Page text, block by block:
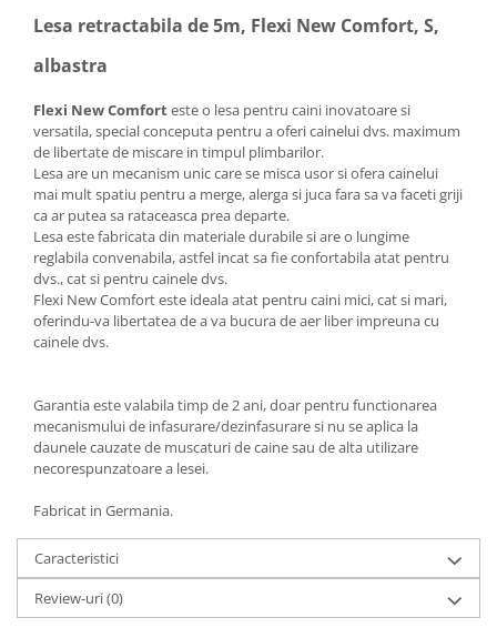
Lesa retractabila de 5m, Flexi New Comfort, S,
albastra
Flexi New Comforteste o lesa pentru caini inovatoare si
versatila, special conceputa pentru a oferi cainelui dvs. maximum
de libertate de miscare in timpul plimbarilor.
Lesa are un mecanism unic care se misca usor si ofera cainelui
mai mult spatiu pentru a merge, alerga si juca fara sa va faceti griji
ca ar putea sa rataceasca prea departe.
Lesa este fabricata din materiale durabile si are o lungime
reglabila convenabila, astfel incat sa fie confortabila atat pentru
dvs., cat si pentru cainele dvs.
Flexi New Comfort este ideala atat pentru caini mici, cat si mari,
oferindu-va libertatea de a va bucura de aer liber impreuna cu
cainele dvs.
Garantia este valabila timp de 2 ani, doar pentru functionarea
mecanismului de infasurare/dezinfasurare si nu se aplica la
daunele cauzate de muscaturi de caine sau de alta utilizare
necorespunzatoare a lesei.
Fabricat in Germania.
Caracteristici
Review-uri(0)